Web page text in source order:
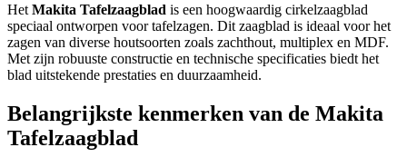
Het Makita Tafelzaagblad is een hoogwaardig cirkelzaagblad
speciaal ontworpen voor tafelzagen. Dit zaagblad is ideaal voor het
zagen van diverse houtsoorten zoals zachthout, multiplex en MDF.
Met zijn robuuste constructie en technische specificaties biedt het
blad uitstekende prestaties en duurzaamheid.
Belangrijkste kenmerken van de Makita
Tafelzaagblad